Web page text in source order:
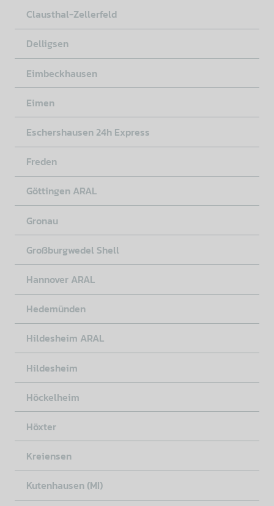
Clausthal-Zellerfeld
Delligsen
Eimbeckhausen
Eimen
Eschershausen 24h Express
Freden
Göttingen ARAL
Gronau
Großburgwedel Shell
Hannover ARAL
Hedemünden
Hildesheim ARAL
Hildesheim
Höckelheim
Höxter
Kreiensen
Kutenhausen (MI)